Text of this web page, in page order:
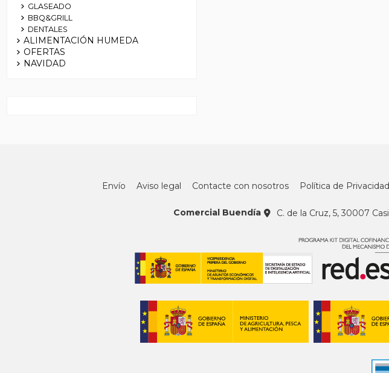
GLASEADO
BBQ&GRILL
DENTALES
ALIMENTACIÓN HUMEDA
OFERTAS
NAVIDAD
Envío Aviso legal Contacte con nosotros Política de Privacidad
Comercial Buendía C. de la Cruz, 5, 30007